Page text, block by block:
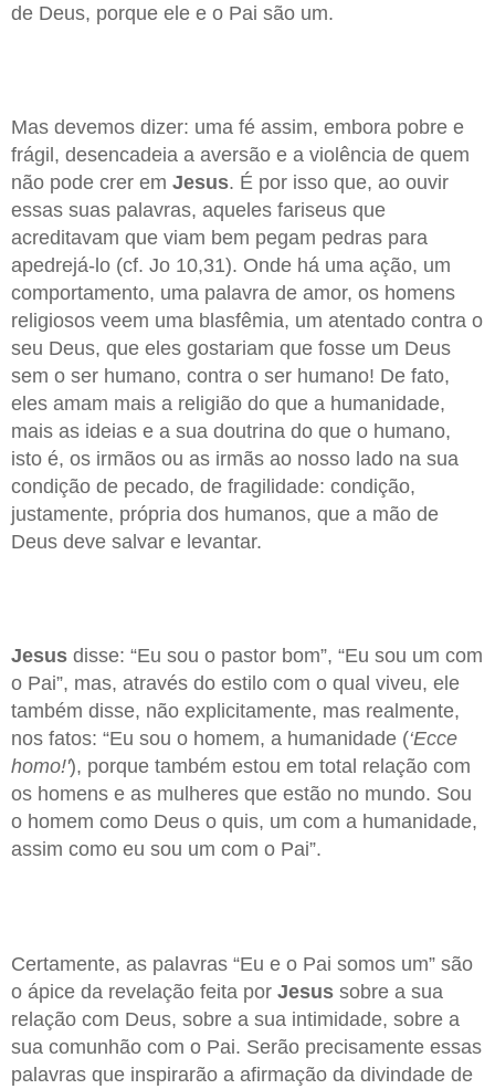
de Deus, porque ele e o Pai são um.
Mas devemos dizer: uma fé assim, embora pobre e
frágil, desencadeia a aversão e a violência de quem
não pode crer em Jesus. É por isso que, ao ouvir
essas suas palavras, aqueles fariseus que
acreditavam que viam bem pegam pedras para
apedrejá-lo (cf. Jo 10,31). Onde há uma ação, um
comportamento, uma palavra de amor, os homens
religiosos veem uma blasfêmia, um atentado contra o
seu Deus, que eles gostariam que fosse um Deus
sem o ser humano, contra o ser humano! De fato,
eles amam mais a religião do que a humanidade,
mais as ideias e a sua doutrina do que o humano,
isto é, os irmãos ou as irmãs ao nosso lado na sua
condição de pecado, de fragilidade: condição,
justamente, própria dos humanos, que a mão de
Deus deve salvar e levantar.
Jesus disse: “Eu sou o pastor bom”, “Eu sou um com
o Pai”, mas, através do estilo com o qual viveu, ele
também disse, não explicitamente, mas realmente,
nos fatos: “Eu sou o homem, a humanidade (‘Ecce
homo!'), porque também estou em total relação com
os homens e as mulheres que estão no mundo. Sou
o homem como Deus o quis, um com a humanidade,
assim como eu sou um com o Pai”.
Certamente, as palavras “Eu e o Pai somos um” são
o ápice da revelação feita por Jesus sobre a sua
relação com Deus, sobre a sua intimidade, sobre a
sua comunhão com o Pai. Serão precisamente essas
palavras que inspirarão a afirmação da divindade de